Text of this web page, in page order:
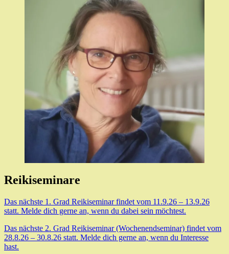
Reikiseminare
Das nächste 1. Grad Reikiseminar findet vom 11.9.26 – 13.9.26
statt. Melde dich gerne an, wenn du dabei sein möchtest.
Das nächste 2. Grad Reikiseminar (Wochenendseminar) findet vom
28.8.26 – 30.8.26 statt. Melde dich gerne an, wenn du Interesse
hast.